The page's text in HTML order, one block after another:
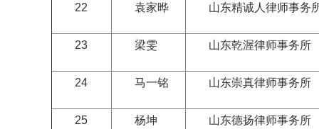
22 袁家晔 山东精诚人律师事务
23 梁雯 山东乾渥律师事务所
24 马一铭 山东崇真律师事务所
25 杨坤 山东德扬律师事务所